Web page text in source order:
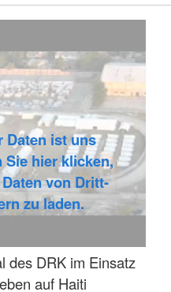
Daten ist uns
Sie hier klicken,
von Dritt-
zu laden.
des DRK im Einsatz
auf Haiti